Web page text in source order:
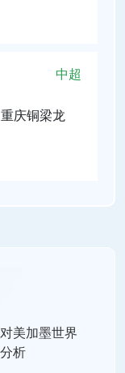
中超
重庆铜梁龙